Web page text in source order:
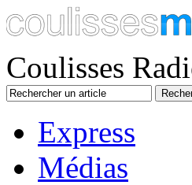
Coulisses
Express
Médias